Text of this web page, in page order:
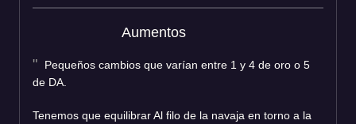
Aumentos
Pequeños cambios que varían entre 1 y 4 de oro o 5
de DA.
Tenemos que equilibrar Al filo de la navaja en torno a la